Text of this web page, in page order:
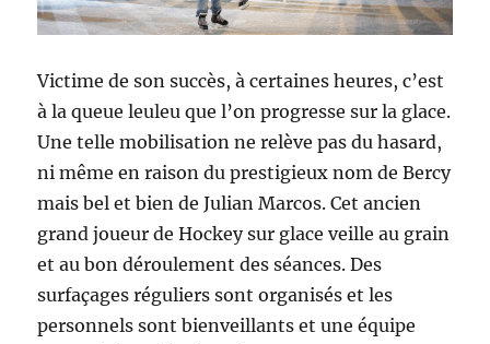
Victime de son succès, à certaines heures, c’est
à la queue leuleu que l’on progresse sur la glace.
Une telle mobilisation ne relève pas du hasard,
ni même en raison du prestigieux nom de Bercy
mais bel et bien de Julian Marcos. Cet ancien
grand joueur de Hockey sur glace veille au grain
et au bon déroulement des séances. Des
surfaçages réguliers sont organisés et les
personnels sont bienveillants et une équipe